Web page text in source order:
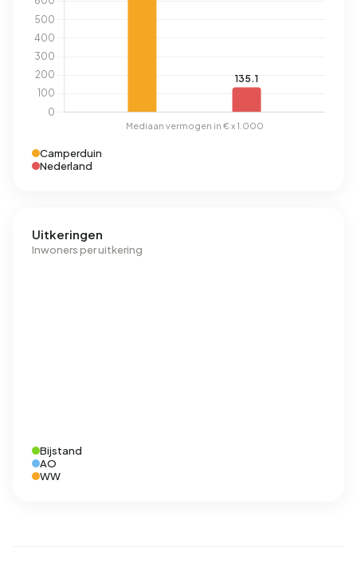
Camperduin
Nederland
Uitkeringen
Inwoners per uitkering
Bijstand
AO
WW